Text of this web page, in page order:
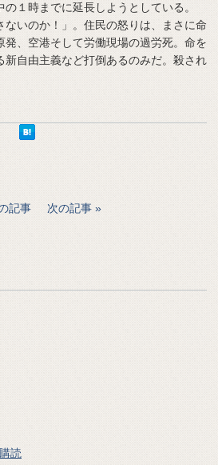
１時までに延長しようとしている。
ないのか！」。住民の怒りは、まさに命
、空港そして労働現場の過労死。命を
新自由主義など打倒あるのみだ。殺され
記事 次の記事
読